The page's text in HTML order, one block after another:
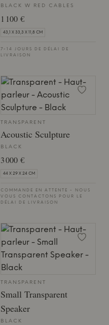
BLACK W RED CABLES
1 100 €
43,1 X 33,3 X 11,8 CM
7-14 JOURS DE DÉLAI DE
LIVRAISON
TRANSPARENT
Acoustic Sculpture
BLACK
3 000 €
44 X 29 X 24 CM
COMMANDE EN ATTENTE - NOUS
VOUS CONTACTONS POUR LE
DÉLAI DE LIVRAISON
TRANSPARENT
Small Transparent
Speaker
BLACK